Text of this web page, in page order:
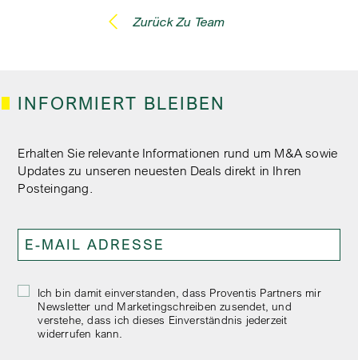
Zurück Zu Team
INFORMIERT BLEIBEN
Erhalten Sie relevante Informationen rund um M&A sowie
Updates zu unseren neuesten Deals direkt in Ihren
Posteingang.
Ich bin damit einverstanden, dass Proventis Partners mir
Newsletter und Marketingschreiben zusendet, und
verstehe, dass ich dieses Einverständnis jederzeit
widerrufen kann.